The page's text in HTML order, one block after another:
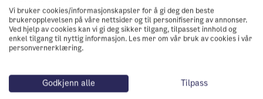
ladehub og tilskuddet dekker inntil 80
prosent av etableringskostnadene.
I juni 2022 lanserte Oslo kommune, gjennom
ilskuddsordning for
Vi bruker cookies/informasjonskapsler for å gi deg den beste
brukeropplevelsen på våre nettsider og til personifisering av annonser.
Ved hjelp av cookies kan vi gi deg sikker tilgang, tilpasset innhold og
enkel tilgang til nyttig informasjon. Les mer om vår bruk av cookies i vår
personvernerklæring.
Godkjenn alle
Tilpass